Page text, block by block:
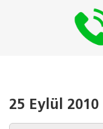
25 Eylül 2010